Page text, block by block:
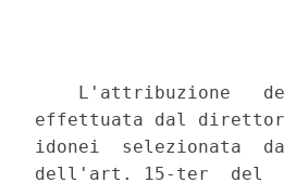
L'attribuzione
effettuata dal
idonei  selezionata
dell'art. 15-ter  del